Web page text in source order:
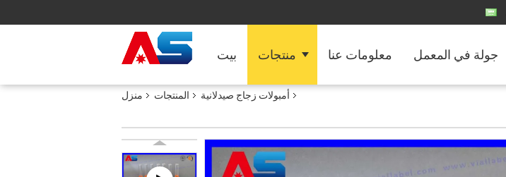
بيت منتجات معلومات عنا جولة في المعمل
منزل المنتجات أمبولات زجاج صيدلانية